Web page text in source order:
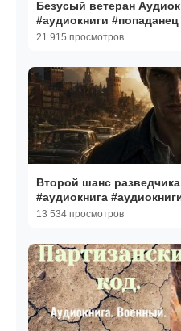
Безусый ветеран
#аудиокниги
21 915 просмотров
Второй шанс
#аудиокнига
#попаданцы
13 534 просмотров